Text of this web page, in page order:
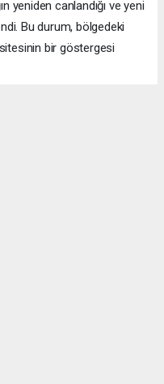
yeniden canlandığı ve yeni
Bu durum, bölgedeki
bir göstergesi